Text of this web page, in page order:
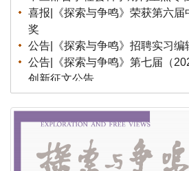
喜报|《探索与争鸣》荣获第六届
奖
公告|《探索与争鸣》招聘实习编
公告|《探索与争鸣》第七届（
创新征文公告
荣誉|《探索与争鸣》荣获第八届
荣誉|《探索与争鸣》2025再度
助期刊“优秀期刊”
荣誉|《探索与争鸣》入展第三
览会“BIBF 2025中国精品期刊展”